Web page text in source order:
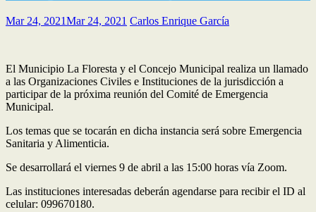
Mar 24, 2021Mar 24, 2021 Carlos Enrique García
El Municipio La Floresta y el Concejo Municipal realiza un llamado
a las Organizaciones Civiles e Instituciones de la jurisdicción a
participar de la próxima reunión del Comité de Emergencia
Municipal.
Los temas que se tocarán en dicha instancia será sobre Emergencia
Sanitaria y Alimenticia.
Se desarrollará el viernes 9 de abril a las 15:00 horas vía Zoom.
Las instituciones interesadas deberán agendarse para recibir el ID al
celular: 099670180.